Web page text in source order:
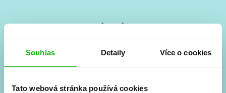
Souhlas Detaily Více o cookies
Tato webová stránka používá cookies
Vše kolem #youngadult každý měsíc rovnou do mailu!
a seriálové adaptace a další.